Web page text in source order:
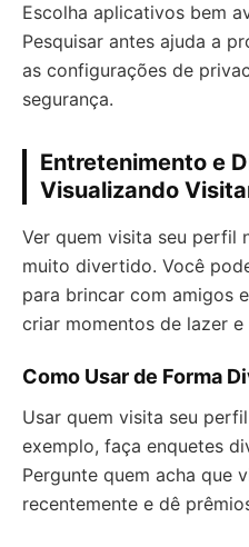
Escolha aplicativos bem
Pesquisar antes ajuda a
as configurações de
segurança.
Entretenimento e
Visualizando
Ver quem visita seu perfil
muito divertido. Você
para brincar com amigos
criar momentos de lazer e
Como Usar de Forma
Usar quem visita seu
exemplo, faça enquetes
Pergunte quem acha que
recentemente e dê